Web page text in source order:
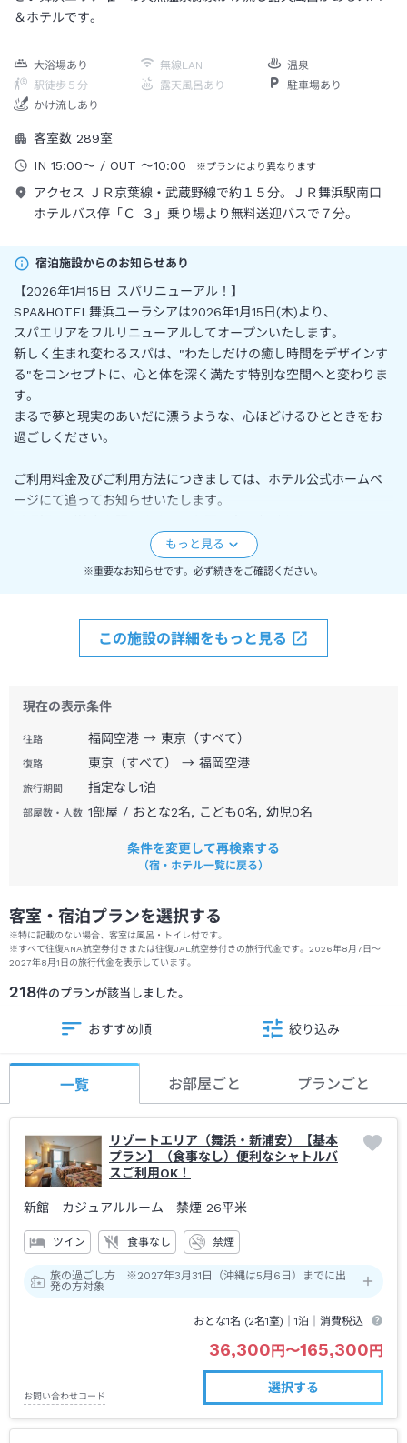
＆ホテルです。
大浴場あり 無線LAN
温泉
駅徒歩５分
露天風呂あり
駐車場あり
かけ流しあり
客室数 289室
IN 15:00～ / OUT ～10:00 ※プランにより異なります
アクセス
ＪＲ京葉線・武蔵野線で約１５分。ＪＲ舞浜駅南口
ホテルバス停「Ｃ-３」乗り場より無料送迎バスで７分。
この施設の詳細をもっと見る
宿泊施設からのお知らせあり
【2026年1月15日 スパリニューアル！】
SPA&HOTEL舞浜ユーラシアは2026年1月15日(木)より、
スパエリアをフルリニューアルしてオープンいたします。
新しく生まれ変わるスパは、"わたしだけの癒し時間をデザインす
る"をコンセプトに、心と体を深く満たす特別な空間へと変わりま
す。
まるで夢と現実のあいだに漂うような、心ほどけるひとときをお
過ごしください。
ご利用料金及びご利用方法につきましては、ホテル公式ホームペ
ージにて追ってお知らせいたします。
【スパ施設休館のお知らせ】
それに伴い、下記の期間スパ施設を休館させていただきます。
【休館期間】2026年1月14日(水)まで
※リニューアルオープンは2026年1月15日(木)を予定しておりま
工事の進捗状況により、オープン日が変更となる場合がございま
す。
その際は公式ホームページ及びSNS等でお知らせいたします。
が、より快適で安全な施設へと生まれ変わるための重要な工事と
尚、ホテル・レストランにつきましては通常通り営業しておりま
す。
スパ施設リニューアル後は、これまで以上に充実したサービスを
浜ユーラシアをご愛顧くださいますようお願い申し上げます。
・本館4階SPA(大浴場)がご滞在中無料にてご利用いただけます。
(一部有料施設有り)
・スパ営業時間 11:00～翌朝9:00(浴室清掃時間 深夜1:00～5:00)
・飲酒されている方、4歳未満のお子様、おむつをされている方は
ご利用いただけません。
・7歳以上、身長120cm以上のお子様は混浴ではご利用いただけま
せん。
【ご宿泊のご案内】
・未就学の添い寝のお子様は2名様までとさせていただきます。(3
名様目からは有料となります)
・幼児添い寝のルームアメニティのご用意はございません。
・和室タイプの布団敷きはお客様ご自身となります。
・3台目以降のベッドはエキストラ又はソファベッドとなります。
・駐車場をご利用の場合は事前予約となります。
※重要なお知らせです。必ず続きをご確認ください。
現在の表示条件
往路 福岡空港 → 東京（すべて）
復路 東京（すべて） → 福岡空港
部屋数・人数 1部屋 / おとな2名, こども0名, 幼児0名
旅行期間 指定なし1泊
条件を変更して再検索する
（宿・ホテル一覧に戻る）
客室・宿泊プランを選択する
※特に記載のない場合、客室は風呂・トイレ付です。
※すべて往復ANA航空券付きまたは往復JAL航空券付きの旅行代金です。 2026年8月7日～
2027年8月1日 の旅行代金を表示しています。
218件のプランが該当しました。
おすすめ順 絞り込み
一覧 お部屋ごと プランごと
リゾートエリア（舞浜・新浦安）【基本
プラン】（食事なし）便利なシャトルバ
スご利用OK！
新館 カジュアルルーム 禁煙 26平米
ツイン 食事なし 禁煙
旅の過ごし方 ※2027年3月31日（沖縄は5月6日）までに出
発の方対象
おとな1名 (2名1室)｜1泊 ｜消費税込
36,300円〜165,300円
お問い合わせコード
選択する